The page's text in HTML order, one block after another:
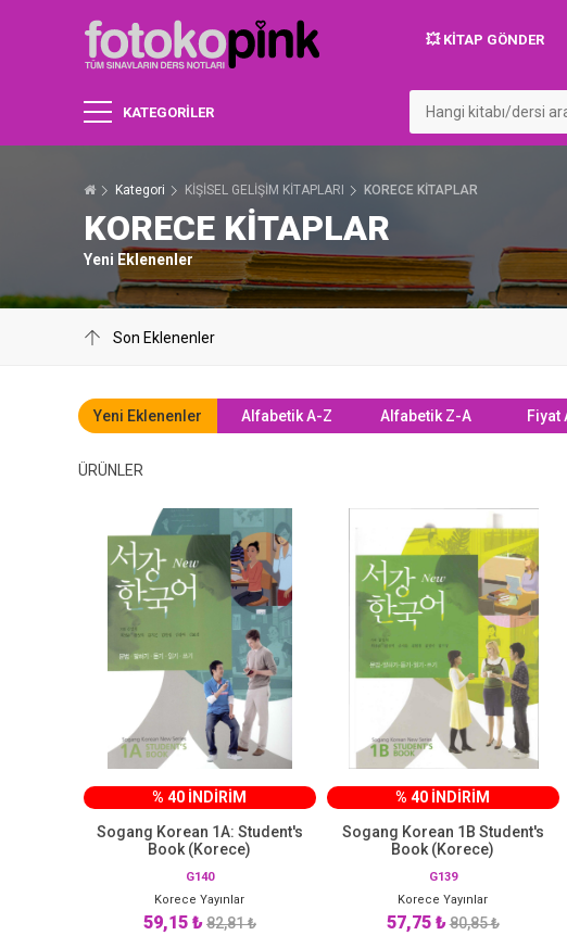
💥 KITAP GÖNDER
KATEGORİLER
Kategori KİŞİSEL GELİŞİM KİTAPLARI KORECE KİTAPLAR
KORECE KİTAPLAR
Yeni Eklenenler
Yeni Eklenenler Alfabetik A-Z Alfabetik Z-A Fiyat
ÜRÜNLER
% 40 İNDİRİM
Sogang Korean 1A: Student's
Book (Korece)
G140
Korece Yayınlar
59,15 ₺82,81 ₺
% 40 İNDİRİM
Sogang Korean 1B Student's
Book (Korece)
G139
Korece Yayınlar
57,75 ₺80,85 ₺